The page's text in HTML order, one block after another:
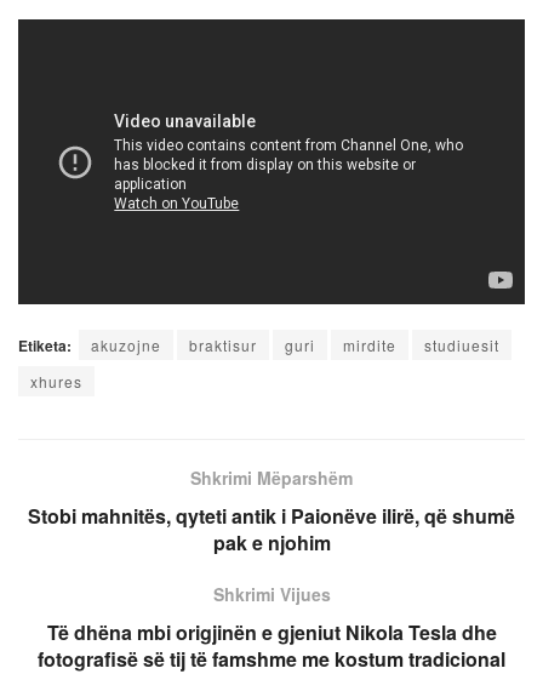
Etiketa: akuzojne braktisur guri mirdite
studiuesit
xhures
Shkrimi Mëparshëm
Stobi mahnitës, qyteti antik i Paionëve ilirë, që shumë
pak e njohim
Shkrimi Vijues
Të dhëna mbi origjinën e gjeniut Nikola Tesla dhe
fotografisë së tij të famshme me kostum tradicional